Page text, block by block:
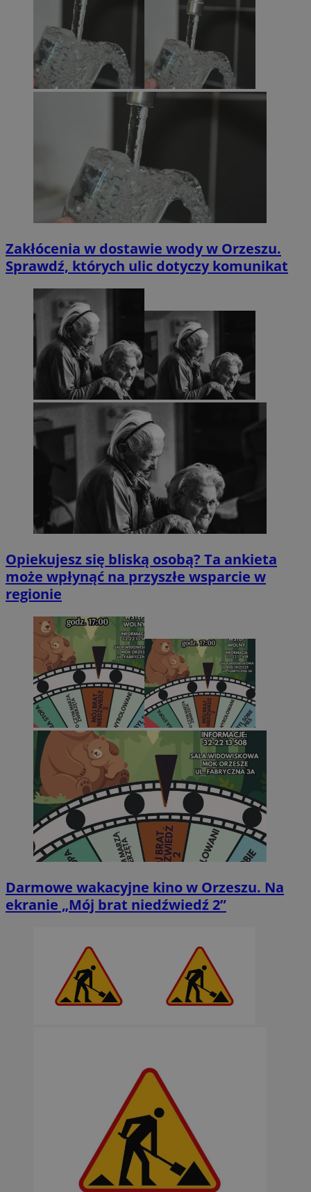
Zakłócenia w dostawie wody w Orzeszu.
Sprawdź, których ulic dotyczy komunikat
Opiekujesz się bliską osobą? Ta ankieta
może wpłynąć na przyszłe wsparcie w
regionie
Darmowe wakacyjne kino w Orzeszu. Na
ekranie „Mój brat niedźwiedź 2”